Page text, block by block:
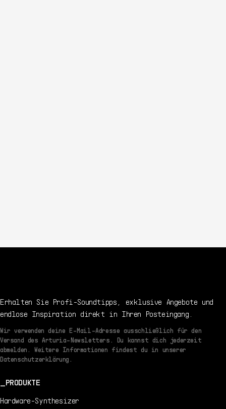
Erhalten Sie Profi-Soundtipps, exklusive Angebote und
endlose Inspiration direkt in Ihren Posteingang.
Wir verwenden deine E-Mail-Adresse ausschließlich für den
Versand des Arturia-Newsletters. Du kannst dich jederzeit
abmelden. Weitere Informationen findest du in unserer
Datenschutzerklärung.
PRODUKTE
Hardware-Synthesizer